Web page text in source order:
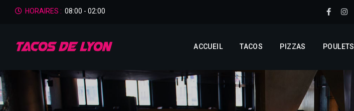
HORAIRES : 08:00 - 02:00
ACCUEIL TACOS PIZZAS POULETS